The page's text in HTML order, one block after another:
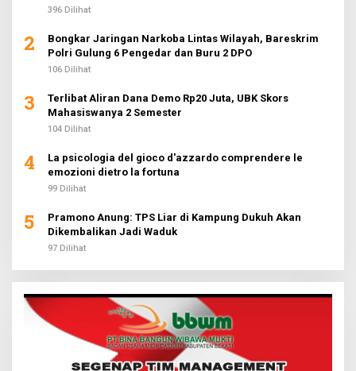
396 Dilihat
2
Bongkar Jaringan Narkoba Lintas Wilayah, Bareskrim
Polri Gulung 6 Pengedar dan Buru 2 DPO
106 Dilihat
3
Terlibat Aliran Dana Demo Rp20 Juta, UBK Skors
Mahasiswanya 2 Semester
104 Dilihat
4
La psicologia del gioco d'azzardo comprendere le
emozioni dietro la fortuna
99 Dilihat
5
Pramono Anung: TPS Liar di Kampung Dukuh Akan
Dikembalikan Jadi Waduk
97 Dilihat